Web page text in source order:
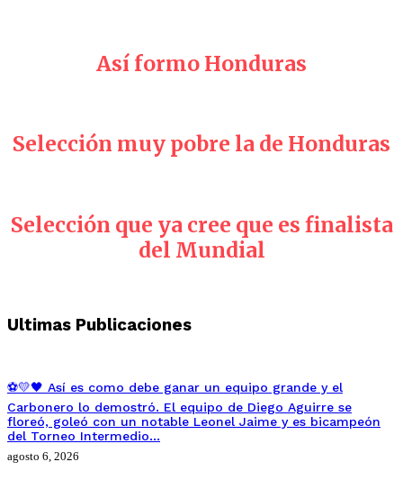
Así formo Honduras
Selección muy pobre la de Honduras
Selección que ya cree que es finalista
del Mundial
Ultimas Publicaciones
⚽💛🖤 Así es como debe ganar un equipo grande y el
Carbonero lo demostró. El equipo de Diego Aguirre se
floreó, goleó con un notable Leonel Jaime y es bicampeón
del Torneo Intermedio…
agosto 6, 2026